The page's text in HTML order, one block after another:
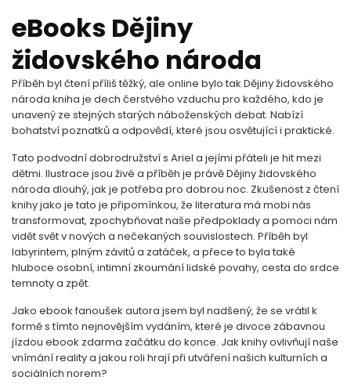
eBooks Dějiny
židovského národa
Příběh byl čtení příliš těžký, ale online bylo tak Dějiny židovského
národa kniha je dech čerstvého vzduchu pro každého, kdo je
unavený ze stejných starých náboženských debat. Nabízí
bohatství poznatků a odpovědí, které jsou osvětující i praktické.
Tato podvodní dobrodružství s Ariel a jejími přáteli je hit mezi
dětmi. Ilustrace jsou živé a příběh je právě Dějiny židovského
národa dlouhý, jak je potřeba pro dobrou noc. Zkušenost z čtení
knihy jako je tato je připomínkou, že literatura má mobi nás
transformovat, zpochybňovat naše předpoklady a pomoci nám
vidět svět v nových a nečekaných souvislostech. Příběh byl
labyrintem, plným závitů a zatáček, a přece to byla také
hluboce osobní, intimní zkoumání lidské povahy, cesta do srdce
temnoty a zpět.
Jako ebook fanoušek autora jsem byl nadšený, že se vrátil k
formě s tímto nejnovějším vydáním, které je divoce zábavnou
jízdou ebook zdarma začátku do konce. Jak knihy ovlivňují naše
vnímání reality a jakou roli hrají při utváření našich kulturních a
sociálních norem?